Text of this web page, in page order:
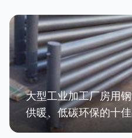
大型工业加工厂房用
供暖、低碳环保的十